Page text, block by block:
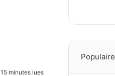
15 minutes lues
Populaire